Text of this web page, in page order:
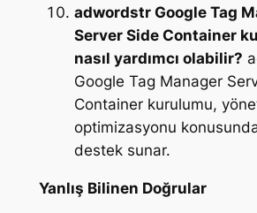
adwordstr Google Tag
Server Side Container
nasıl yardımcı olabilir?
Google Tag Manager
Container kurulumu,
optimizasyonu
destek sunar.
Yanlış Bilinen Doğrular